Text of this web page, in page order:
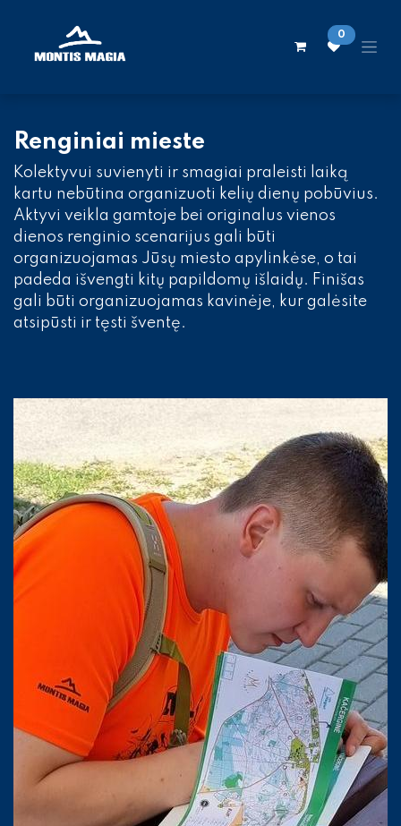
0
Renginiai mieste
Kolektyvui suvienyti ir smagiai praleisti laiką
kartu nebūtina organizuoti kelių dienų pobūvius.
Aktyvi veikla gamtoje bei originalus vienos
dienos renginio scenarijus gali būti
organizuojamas Jūsų miesto apylinkėse, o tai
padeda išvengti kitų papildomų išlaidų. Finišas
gali būti organizuojamas kavinėje, kur galėsite
atsipūsti ir tęsti šventę.